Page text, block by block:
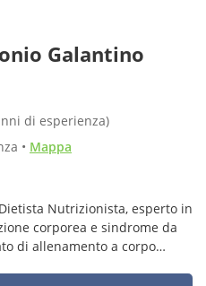
Galantino
di esperienza)
• Mappa
Nutrizionista, esperto in
corporea e sindrome da
di allenamento a corpo